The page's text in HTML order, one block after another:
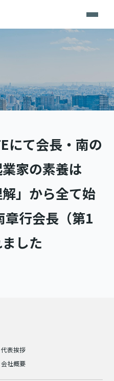
にて会長・南の
家の素養は
解」から全て始
行会長（第1
した
代表挨拶
会社概要